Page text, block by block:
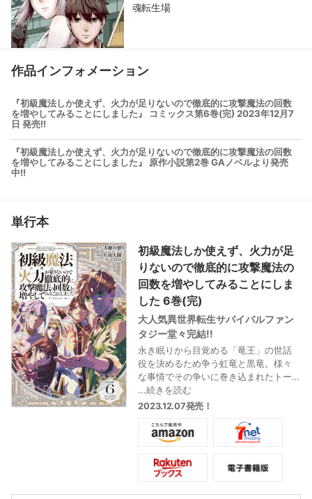
魂転生場
作品インフォメーション
『初級魔法しか使えず、火力が足りないので徹底的に攻撃魔法の回数
を増やしてみることにしました』 コミックス第6巻(完) 2023年12月7
日 発売!!
『初級魔法しか使えず、火力が足りないので徹底的に攻撃魔法の回数
を増やしてみることにしました』 原作小説第2巻 GAノベルより発売
中!!
単行本
初級魔法しか使えず、火力が足
りないので徹底的に攻撃魔法の
回数を増やしてみることにしま
した 6巻(完)
大人気異世界転生サバイバルファン
タジー堂々完結!!
永き眠りから目覚める「竜王」の世話
役を決めるため争う虹竜と黒竜。様々
な事情でその争いに巻き込まれたトー
ルは、あまりにも理不尽かつ横柄な古
竜たちの態度に我慢できず怒りをあら
わに。トールから浴びせられる暴言の
数々に激高する虹竜――…トールが虹竜
に向け放ったフルパワーの一撃を合図
に、互いの命とプライドを賭けた最終
決戦が始まる――!!
...続きを読む
2023.12.07発売！